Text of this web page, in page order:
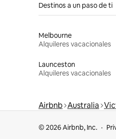
Destinos a un paso de ti
Melbourne
Alquileres vacacionales
Launceston
Alquileres vacacionales
Airbnb Australia
© 2026 Airbnb, Inc.